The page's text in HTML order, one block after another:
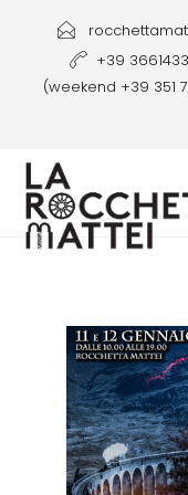
+39
(weekend +39 351